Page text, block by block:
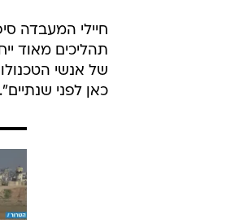
חיילי המעבדה
תהליכים מאוד
של אנשי
כאן לפני שנתיים".